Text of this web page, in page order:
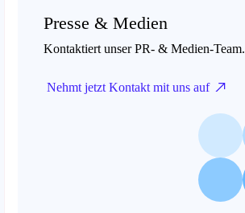
Presse & Medien
Kontaktiert unser PR- & Medien-Team.
Nehmt jetzt Kontakt mit uns auf